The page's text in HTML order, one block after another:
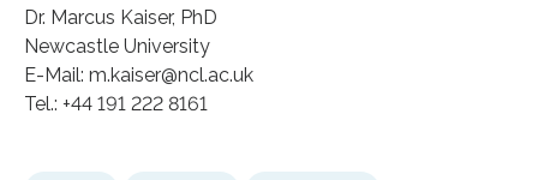
Dr. Marcus Kaiser, PhD
Newcastle University
E-Mail: m.kaiser@ncl.ac.uk
Tel.: +44 191 222 8161